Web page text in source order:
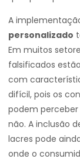
A
personalizado
Em muitos
falsificados
com
difícil, pois os
podem
não. A inclusão
lacres pode
onde o